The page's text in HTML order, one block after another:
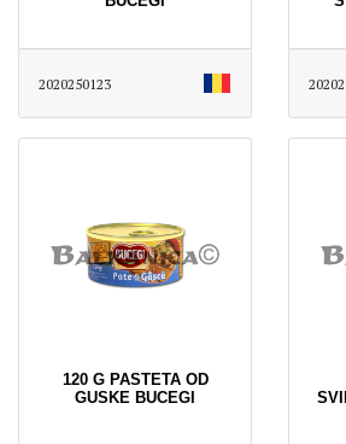
2020250123
120 G PASTETA OD
GUSKE BUCEGI